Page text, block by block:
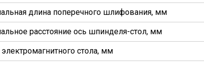
длина поперечного шлифования, мм
расстояние ось шпинделя-стол, мм
стола, мм